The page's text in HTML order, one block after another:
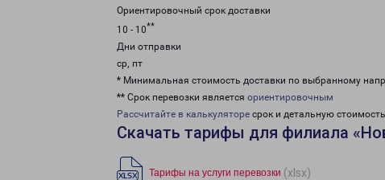
Ориентировочный срок доставки
10 - 10**
Дни отправки
ср, пт
* Минимальная стоимость доставки по выбранному
** Срок перевозки является ориентировочным
Рассчитайте в калькуляторе срок и детальную
Скачать тарифы для филиала
Тарифы на услуги перевозки (xlsx)